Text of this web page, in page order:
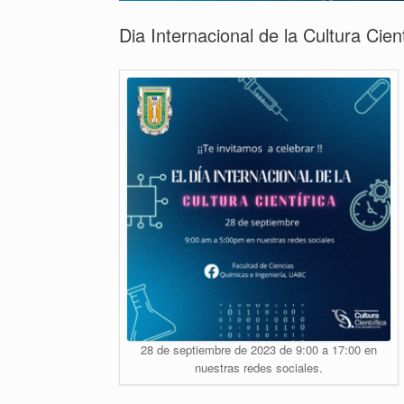
Dia Internacional de la Cultura
28 de septiembre de 2023 de 9:00 a 17:00 en
nuestras redes sociales.